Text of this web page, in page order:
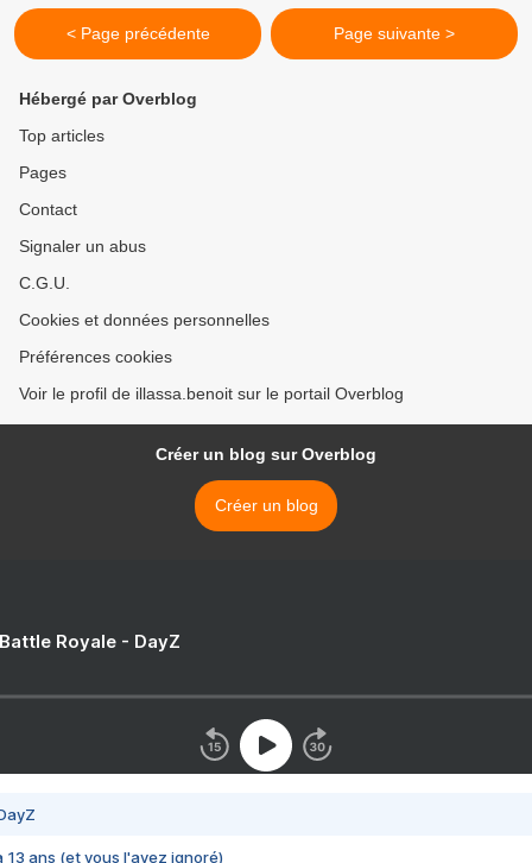
< Page précédente Page suivante >
Hébergé par Overblog
Top articles
Pages
Contact
Signaler un abus
C.G.U.
Cookies et données personnelles
Préférences cookies
Voir le profil de illassa.benoit sur le portail Overblog
Créer un blog sur Overblog
Créer un blog
Royale - DayZ
13 ans (et vous l'avez ignoré)